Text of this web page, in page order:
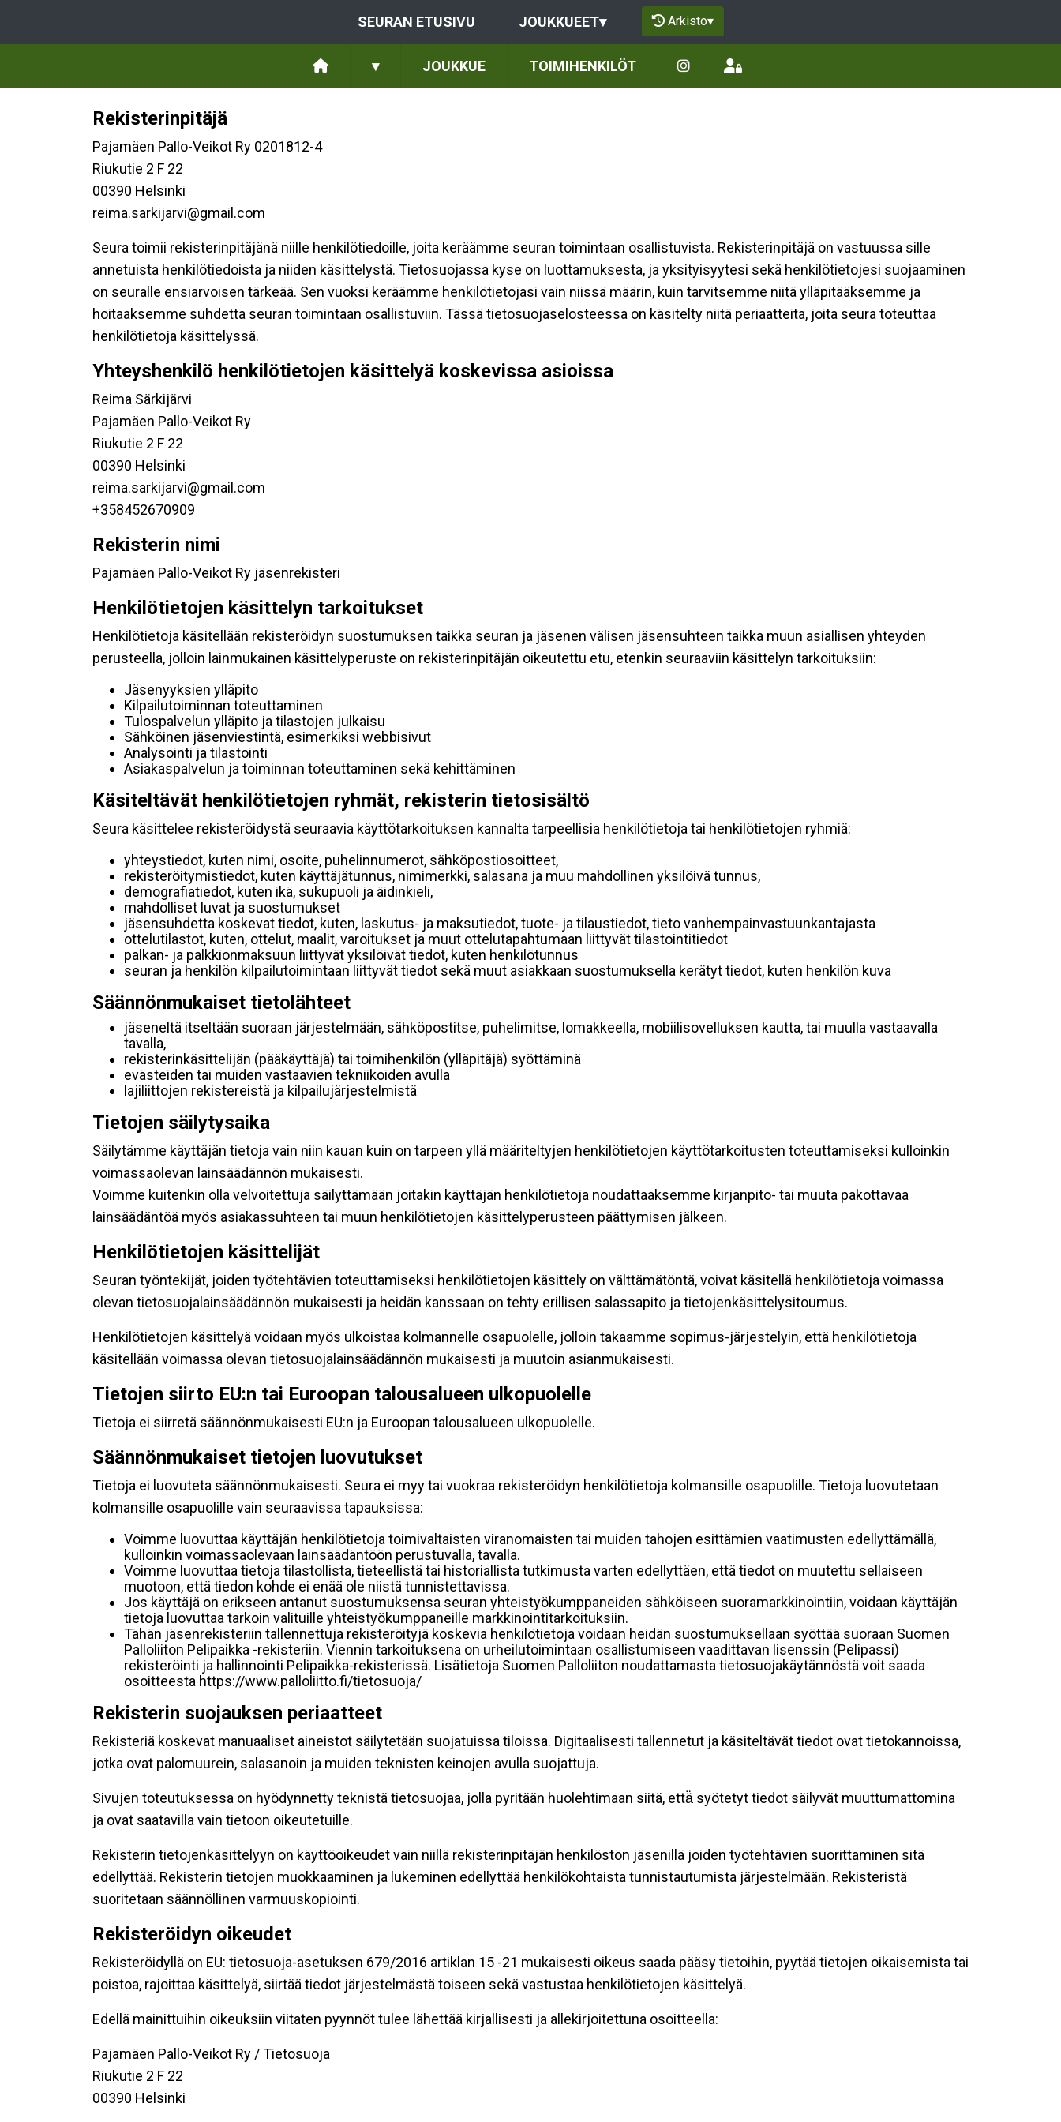
SEURAN ETUSIVU JOUKKUEET▾ Arkisto▾
▾ JOUKKUE TOIMIHENKILÖT
Rekisterinpitäjä
Pajamäen Pallo-Veikot Ry 0201812-4
Riukutie 2 F 22
00390 Helsinki
reima.sarkijarvi@gmail.com
Seura toimii rekisterinpitäjänä niille henkilötiedoille, joita keräämme seuran toimintaan osallistuvista. Rekisterinpitäjä on vastuussa sille
annetuista henkilötiedoista ja niiden käsittelystä. Tietosuojassa kyse on luottamuksesta, ja yksityisyytesi sekä henkilötietojesi suojaaminen
on seuralle ensiarvoisen tärkeää. Sen vuoksi keräämme henkilötietojasi vain niissä määrin, kuin tarvitsemme niitä ylläpitääksemme ja
hoitaaksemme suhdetta seuran toimintaan osallistuviin. Tässä tietosuojaselosteessa on käsitelty niitä periaatteita, joita seura toteuttaa
henkilötietoja käsittelyssä.
Yhteyshenkilö henkilötietojen käsittelyä koskevissa asioissa
Reima Särkijärvi
Pajamäen Pallo-Veikot Ry
Riukutie 2 F 22
00390 Helsinki
reima.sarkijarvi@gmail.com
+358452670909
Rekisterin nimi
Pajamäen Pallo-Veikot Ry jäsenrekisteri
Henkilötietojen käsittelyn tarkoitukset
Henkilötietoja käsitellään rekisteröidyn suostumuksen taikka seuran ja jäsenen välisen jäsensuhteen taikka muun asiallisen yhteyden
perusteella, jolloin lainmukainen käsittelyperuste on rekisterinpitäjän oikeutettu etu, etenkin seuraaviin käsittelyn tarkoituksiin:
Jäsenyyksien ylläpito
Kilpailutoiminnan toteuttaminen
Tulospalvelun ylläpito ja tilastojen julkaisu
Sähköinen jäsenviestintä, esimerkiksi webbisivut
Analysointi ja tilastointi
Asiakaspalvelun ja toiminnan toteuttaminen sekä kehittäminen
Käsiteltävät henkilötietojen ryhmät, rekisterin tietosisältö
Seura käsittelee rekisteröidystä seuraavia käyttötarkoituksen kannalta tarpeellisia henkilötietoja tai henkilötietojen ryhmiä:
yhteystiedot, kuten nimi, osoite, puhelinnumerot, sähköpostiosoitteet,
rekisteröitymistiedot, kuten käyttäjätunnus, nimimerkki, salasana ja muu mahdollinen yksilöivä tunnus,
demografiatiedot, kuten ikä, sukupuoli ja äidinkieli,
mahdolliset luvat ja suostumukset
jäsensuhdetta koskevat tiedot, kuten, laskutus- ja maksutiedot, tuote- ja tilaustiedot, tieto vanhempainvastuunkantajasta
ottelutilastot, kuten, ottelut, maalit, varoitukset ja muut ottelutapahtumaan liittyvät tilastointitiedot
palkan- ja palkkionmaksuun liittyvät yksilöivät tiedot, kuten henkilötunnus
seuran ja henkilön kilpailutoimintaan liittyvät tiedot sekä muut asiakkaan suostumuksella kerätyt tiedot, kuten henkilön kuva
Säännönmukaiset tietolähteet
jäseneltä itseltään suoraan järjestelmään, sähköpostitse, puhelimitse, lomakkeella, mobiilisovelluksen kautta, tai muulla vastaavalla
tavalla,
rekisterinkäsittelijän (pääkäyttäjä) tai toimihenkilön (ylläpitäjä) syöttäminä
evästeiden tai muiden vastaavien tekniikoiden avulla
lajiliittojen rekistereistä ja kilpailujärjestelmistä
Tietojen säilytysaika
Säilytämme käyttäjän tietoja vain niin kauan kuin on tarpeen yllä määriteltyjen henkilötietojen käyttötarkoitusten toteuttamiseksi kulloinkin
voimassaolevan lainsäädännön mukaisesti.
Voimme kuitenkin olla velvoitettuja säilyttämään joitakin käyttäjän henkilötietoja noudattaaksemme kirjanpito- tai muuta pakottavaa
lainsäädäntöä myös asiakassuhteen tai muun henkilötietojen käsittelyperusteen päättymisen jälkeen.
Henkilötietojen käsittelijät
Seuran työntekijät, joiden työtehtävien toteuttamiseksi henkilötietojen käsittely on välttämätöntä, voivat käsitellä henkilötietoja voimassa
olevan tietosuojalainsäädännön mukaisesti ja heidän kanssaan on tehty erillisen salassapito ja tietojenkäsittelysitoumus.
Henkilötietojen käsittelyä voidaan myös ulkoistaa kolmannelle osapuolelle, jolloin takaamme sopimus-järjestelyin, että henkilötietoja
käsitellään voimassa olevan tietosuojalainsäädännön mukaisesti ja muutoin asianmukaisesti.
Tietojen siirto EU:n tai Euroopan talousalueen ulkopuolelle
Tietoja ei siirretä säännönmukaisesti EU:n ja Euroopan talousalueen ulkopuolelle.
Säännönmukaiset tietojen luovutukset
Tietoja ei luovuteta säännönmukaisesti. Seura ei myy tai vuokraa rekisteröidyn henkilötietoja kolmansille osapuolille. Tietoja luovutetaan
kolmansille osapuolille vain seuraavissa tapauksissa:
Voimme luovuttaa käyttäjän henkilötietoja toimivaltaisten viranomaisten tai muiden tahojen esittämien vaatimusten edellyttämällä,
kulloinkin voimassaolevaan lainsäädäntöön perustuvalla, tavalla.
Voimme luovuttaa tietoja tilastollista, tieteellistä tai historiallista tutkimusta varten edellyttäen, että tiedot on muutettu sellaiseen
muotoon, että tiedon kohde ei enää ole niistä tunnistettavissa.
Jos käyttäjä on erikseen antanut suostumuksensa seuran yhteistyökumppaneiden sähköiseen suoramarkkinointiin, voidaan käyttäjän
tietoja luovuttaa tarkoin valituille yhteistyökumppaneille markkinointitarkoituksiin.
Tähän jäsenrekisteriin tallennettuja rekisteröityjä koskevia henkilötietoja voidaan heidän suostumuksellaan syöttää suoraan Suomen
Palloliiton Pelipaikka -rekisteriin. Viennin tarkoituksena on urheilutoimintaan osallistumiseen vaadittavan lisenssin (Pelipassi)
rekisteröinti ja hallinnointi Pelipaikka-rekisterissä. Lisätietoja Suomen Palloliiton noudattamasta tietosuojakäytännöstä voit saada
osoitteesta https://www.palloliitto.fi/tietosuoja/
Rekisterin suojauksen periaatteet
Rekisteriä koskevat manuaaliset aineistot säilytetään suojatuissa tiloissa. Digitaalisesti tallennetut ja käsiteltävät tiedot ovat tietokannoissa,
jotka ovat palomuurein, salasanoin ja muiden teknisten keinojen avulla suojattuja.
Sivujen toteutuksessa on hyödynnetty teknistä tietosuojaa, jolla pyritään huolehtimaan siitä, että̈ syötetyt tiedot säilyvät muuttumattomina
ja ovat saatavilla vain tietoon oikeutetuille.
Rekisterin tietojenkäsittelyyn on käyttöoikeudet vain niillä rekisterinpitäjän henkilöstön jäsenillä joiden työtehtävien suorittaminen sitä
edellyttää. Rekisterin tietojen muokkaaminen ja lukeminen edellyttää henkilökohtaista tunnistautumista järjestelmään. Rekisteristä
suoritetaan säännöllinen varmuuskopiointi.
Rekisteröidyn oikeudet
Rekisteröidyllä on EU: tietosuoja-asetuksen 679/2016 artiklan 15 -21 mukaisesti oikeus saada pääsy tietoihin, pyytää tietojen oikaisemista tai
poistoa, rajoittaa käsittelyä, siirtää tiedot järjestelmästä toiseen sekä vastustaa henkilötietojen käsittelyä.
Edellä mainittuihin oikeuksiin viitaten pyynnöt tulee lähettää kirjallisesti ja allekirjoitettuna osoitteella:
Pajamäen Pallo-Veikot Ry / Tietosuoja
Riukutie 2 F 22
00390 Helsinki